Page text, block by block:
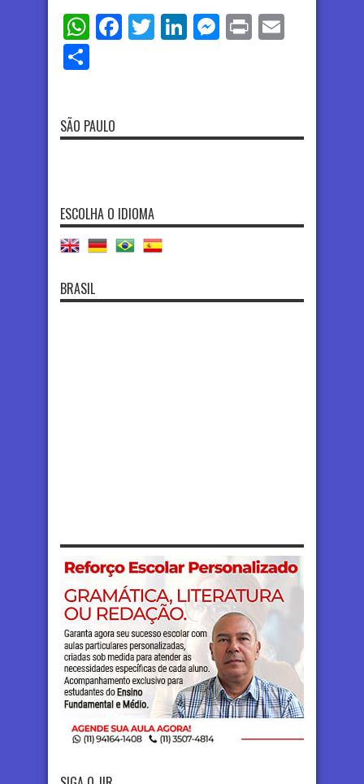
WhatsApp
Facebook
TwitterLinkedIn
Messenger
Print
SÃO PAULO
ESCOLHA O IDIOMA
BRASIL